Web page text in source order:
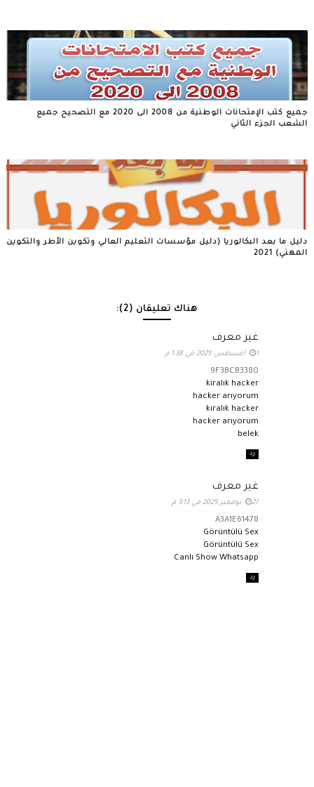
جميع كتب الإمتحانات الوطنية من 2008 الى 2020 مع التصحيح جميع
الشعب الجزء الثاني
دليل ما بعد البكالوريا (دليل مؤسسات التعليم العالي وتكوين الأطر والتكوين
المهني) 2021
هناك تعليقان (2):
غير معرف
1 أغسطس 2025 في 1:38 م
9F3BCB3380
kiralık hacker
hacker arıyorum
kiralık hacker
hacker arıyorum
belek
رد
غير معرف
27 نوفمبر 2025 في 3:13 م
A3A1E61478
Görüntülü Sex
Görüntülü Sex
Canlı Show Whatsapp
رد